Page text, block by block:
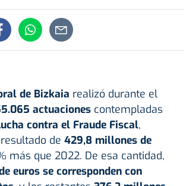
de Bizkaia realizó durante el
actuaciones contempladas
contra el Fraude Fiscal,
de 429,8 millones de
más que 2022. De esa cantidad,
euros se corresponden con